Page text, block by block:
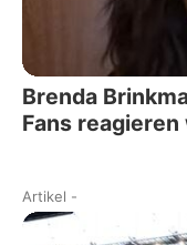
Brenda
Fans
Artikel -